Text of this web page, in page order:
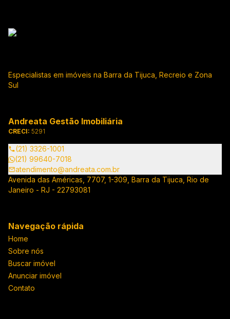
Especialistas em imóveis na Barra da Tijuca, Recreio e Zona
Sul
Andreata Gestão Imobiliária
CRECI: 5291
(21) 3326-1001
(21) 99640-7018
atendimento@andreata.com.br
Avenida das Américas, 7707, 1-309, Barra da Tijuca, Rio de
Janeiro - RJ - 22793081
Navegação rápida
Home
Sobre nós
Buscar imóvel
Anunciar imóvel
Contato